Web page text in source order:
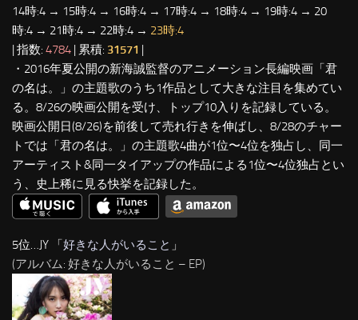
14時:4 → 15時:4 → 16時:4 → 17時:4 → 18時:4 → 19時:4 → 20
時:4 → 21時:4 → 22時:4 → 23時:4
| 指数: 4784 | 累積: 31571 |
・2016年夏公開の新海誠監督のアニメーション長編映画「君
の名は。」の主題歌のうち1作品として大きな注目を集めてい
る。8/26の映画公開を受け、トップ10入りを記録している。
映画公開日(8/26)を前後して売れ行きを伸ばし、8/28のチャー
トでは「君の名は。」の主題歌4曲が1位〜4位を独占し、同一
アーティスト&同一タイアップの作品による1位〜4位独占とい
う、史上稀に見る快挙を記録した。
5位…JY 「好きな人がいること 」
(アルバム: 好きな人がいること – EP)